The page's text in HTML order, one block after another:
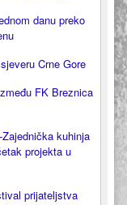
danu preko
Crne Gore
FK Breznica
kuhinja
projekta u
prijateljstva